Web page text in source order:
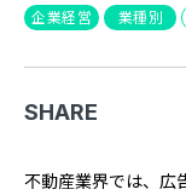
利用規約
特定商取引法に基づ
プライバシーポリ
企業経営 業種別
SHARE
不動産業界では、広